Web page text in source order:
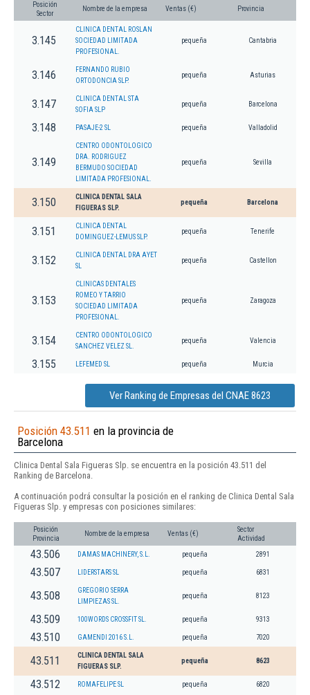
Posición
Sector
Nombre de la empresa Ventas (€) Provincia
3.145
CLINICA DENTAL ROSLAN
SOCIEDAD LIMITADA
PROFESIONAL.
pequeña Cantabria
3.146
FERNANDO RUBIO
ORTODONCIA SLP.
pequeña Asturias
3.147
CLINICA DENTAL STA
SOFIA SLP
pequeña Barcelona
3.148 PASAJE-2 SL pequeña Valladolid
3.149
CENTRO ODONTOLOGICO
DRA. RODRIGUEZ
BERMUDO SOCIEDAD
LIMITADA PROFESIONAL.
pequeña Sevilla
3.150
CLINICA DENTAL SALA
FIGUERAS SLP.
pequeña Barcelona
3.151
CLINICA DENTAL
DOMINGUEZ-LEMUS SLP.
pequeña Tenerife
3.152
CLINICA DENTAL DRA AYET
SL
pequeña Castellon
3.153
CLINICAS DENTALES
ROMEO Y TARRIO
SOCIEDAD LIMITADA
PROFESIONAL.
pequeña Zaragoza
3.154
CENTRO ODONTOLOGICO
SANCHEZ VELEZ SL.
pequeña Valencia
3.155 LEFEMED SL pequeña Murcia
Ver Ranking de Empresas del CNAE 8623
Posición 43.511 en la provincia de
Barcelona
Clinica Dental Sala Figueras Slp. se encuentra en la posición 43.511 del
Ranking de Barcelona.
A continuación podrá consultar la posición en el ranking de Clinica Dental Sala
Figueras Slp. y empresas con posiciones similares:
Posición
Provincia
Nombre de la empresa Ventas (€)
Sector
Actividad
43.506 DAMAS MACHINERY, S.L. pequeña 2891
43.507 LIDERSTARS SL pequeña 6831
43.508
GREGORIO SERRA
LIMPIEZAS SL.
pequeña 8123
43.509 100WORDS CROSSFIT SL. pequeña 9313
43.510 GAMENDI 2016 S.L. pequeña 7020
43.511
CLINICA DENTAL SALA
FIGUERAS SLP.
pequeña 8623
43.512 ROMAFELIPE SL pequeña 6820